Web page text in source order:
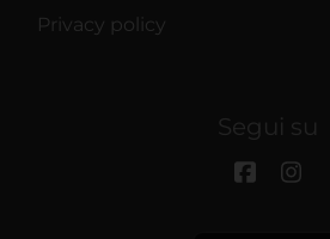
Privacy policy
Segui su